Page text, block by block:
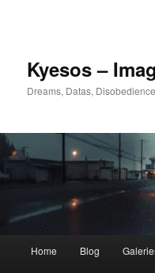
Kyesos –
Dreams, Datas,
principal
Home Blog